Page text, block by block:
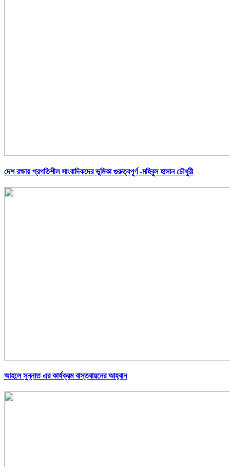
দেশ রক্ষায় প্রগতিশীল সাংবাদিকদের ভুমিকা গুরুত্বপূর্ণ -মহিবুল হাসান চৌধুরী
আহলে সুন্নাত এর কার্যক্রম বাস্তবায়নের আহ্বান